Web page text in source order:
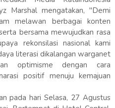
Marshal mengatakan, "Demi
melawan berbagai konten
bersama mewujudkan rasa
rekonsilasi nasional kami
literasi dikalangan warganet
optimisme dengan cara
positif menuju kemajuan
pada hari Selasa, 27 Agustus